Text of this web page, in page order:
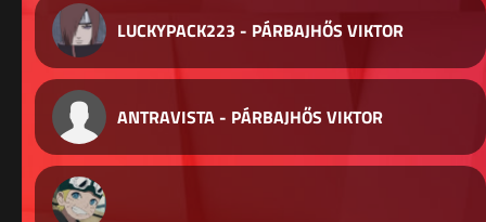
LUCKYPACK223 - PÁRBAJHŐS VIKTOR
ANTRAVISTA - PÁRBAJHŐS VIKTOR